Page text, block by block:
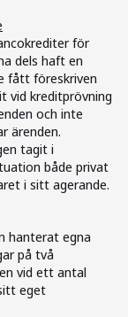
för
dels haft en
fått föreskriven
vid kreditprövning
och inte
ärenden.
tagit i
både privat
i sitt agerande.
hanterat egna
på två
vid ett antal
eget